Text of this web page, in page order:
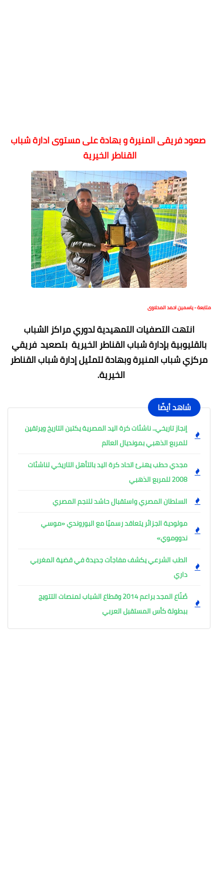
صعود فريقى المنيرة و بهادة على مستوى ادارة شباب
القناطر الخيرية
متابعة - ياسمين احمد المحلاوى
انتهت التصفيات التمهيدية لدوري مراكز الشباب
بالقليوبية بإدارة شباب القناطر الخيرية بتصعيد فريقي
مركزي شباب المنيرة وبهادة لتمثيل إدارة شباب القناطر
الخيرية.
شاهد أيضًا
إنجاز تاريخي.. ناشئات كرة اليد المصرية يكتبن التاريخ ويرتقين
للمربع الذهبي بمونديال العالم
مجدي حطب يهنئ اتحاد كرة اليد بالتأهل التاريخي لناشئات
2008 للمربع الذهبي
السلطان المصري واستقبال حاشد للنجم المصري
مولودية الجزائر يتعاقد رسميًا مع البوروندي «موسي
ندووموي»
الطب الشرعي يكشف مفاجآت جديدة في قضية المغربي
داري
صُنّاع المجد براعم 2014 وقطاع الشباب لمنصات التتويج
ببطولة كأس المستقبل العربي